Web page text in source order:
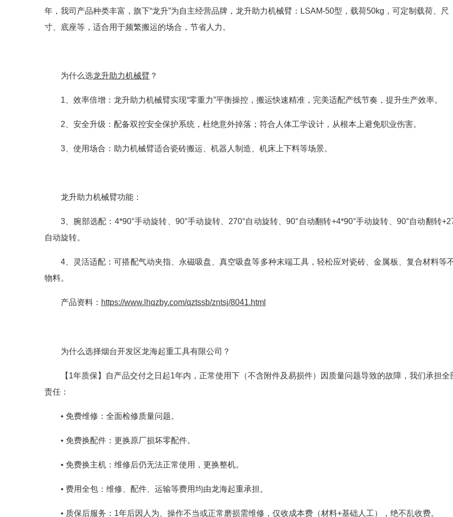
年，我司产品种类丰富，旗下“龙升”为自主经营品牌，龙升助力机械臂：LSAM-50型，载荷50kg，可定制载荷、尺
寸、底座等，适合用于频繁搬运的场合，节省人力。
为什么选龙升助力机械臂 ？
1、效率倍增：龙升助力机械臂实现“零重力”平衡操控，搬运快速精准，完美适配产线节奏，提升生产效率。
2、安全升级：配备双控安全保护系统，杜绝意外掉落；符合人体工学设计，从根本上避免职业伤害。
3、使用场合：助力机械臂适合瓷砖搬运、机器人制造、机床上下料等场景。
龙升助力机械臂功能：
3、腕部选配：4*90°手动旋转、90°手动旋转、270°自动旋转、90°自动翻转+4*90°手动旋转、90°自动翻转
自动旋转。
4、灵活适配：可搭配气动夹指、永磁吸盘、真空吸盘等多种末端工具，轻松应对瓷砖、金属板、复合材料等
物料。
产品资料： https://www.lhqzby.com/qztssb/zntsj/8041.html
为什么选择烟台开发区龙海起重工具有限公司？
【1年质保】自产品交付之日起1年内，正常使用下（不含附件及易损件）因质量问题导致的故障，我们承担全
责任：
• 免费维修：全面检修质量问题。
• 免费换配件：更换原厂损坏零配件。
• 免费换主机：维修后仍无法正常使用，更换整机。
• 费用全包：维修、配件、运输等费用均由龙海起重承担。
• 质保后服务：1年后因人为、操作不当或正常磨损需维修，仅收成本费（材料+基础人工），绝不乱收费。